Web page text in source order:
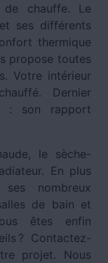
chauffe. Le
ses différents
thermique
propose toutes
Votre intérieur
Dernier
: son rapport
le sèche-
En plus
nombreux
de bain et
êtes enfin
? Contactez-
projet. Nous